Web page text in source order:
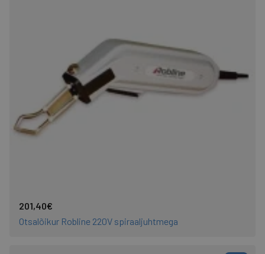
201,40€
Otsalõikur Robline 220V spiraaljuhtmega